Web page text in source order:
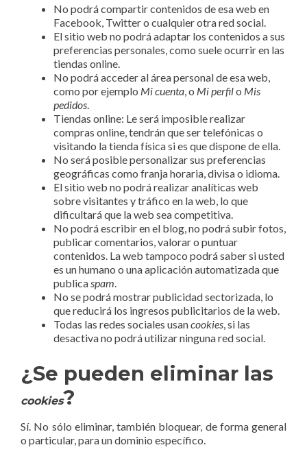
No podrá compartir contenidos de esa web en
Facebook, Twitter o cualquier otra red social.
El sitio web no podrá adaptar los contenidos a sus
preferencias personales, como suele ocurrir en las
tiendas online.
No podrá acceder al área personal de esa web,
como por ejemplo Mi cuenta, o Mi perfilo Mis
pedidos.
Tiendas online: Le será imposible realizar
compras online, tendrán que ser telefónicas o
visitando la tienda física si es que dispone de ella.
No será posible personalizar sus preferencias
geográficas como franja horaria, divisa o idioma.
El sitio web no podrá realizar analíticas web
sobre visitantes y tráfico en la web, lo que
dificultará que la web sea competitiva.
No podrá escribir en el blog, no podrá subir fotos,
publicar comentarios, valorar o puntuar
contenidos. La web tampoco podrá saber si usted
es un humano o una aplicación automatizada que
publicaspam.
No se podrá mostrar publicidad sectorizada, lo
que reducirá los ingresos publicitarios de la web.
Todas las redes sociales usancookies, si las
desactiva no podrá utilizar ninguna red social.
¿Se pueden eliminar las
cookies?
Sí. No sólo eliminar, también bloquear, de forma general
o particular, para un dominio específico.